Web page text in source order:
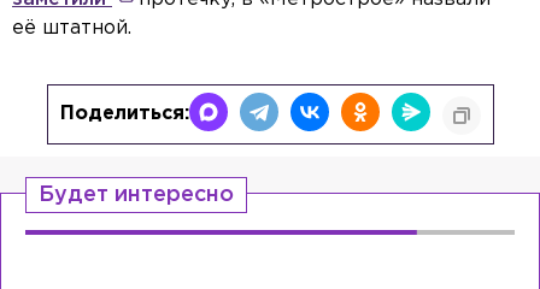
её штатной.
Поделиться:
Будет интересно